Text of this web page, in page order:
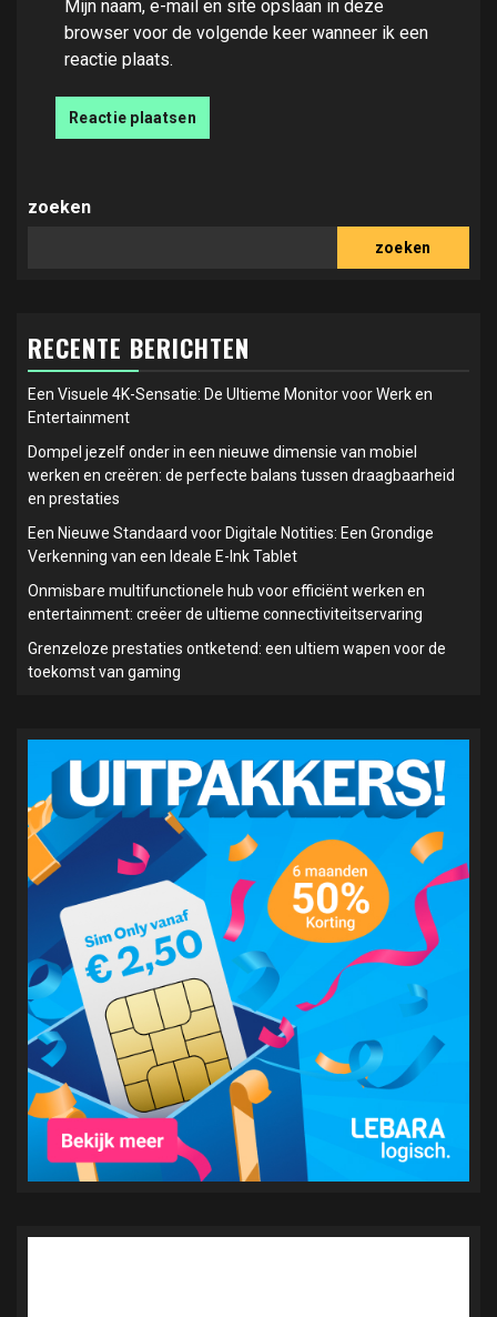
Mijn naam, e-mail en site opslaan in deze
browser voor de volgende keer wanneer ik een
reactie plaats.
zoeken
zoeken
RECENTE BERICHTEN
Een Visuele 4K-Sensatie: De Ultieme Monitor voor Werk en
Entertainment
Dompel jezelf onder in een nieuwe dimensie van mobiel
werken en creëren: de perfecte balans tussen draagbaarheid
en prestaties
Een Nieuwe Standaard voor Digitale Notities: Een Grondige
Verkenning van een Ideale E-Ink Tablet
Onmisbare multifunctionele hub voor efficiënt werken en
entertainment: creëer de ultieme connectiviteitservaring
Grenzeloze prestaties ontketend: een ultiem wapen voor de
toekomst van gaming